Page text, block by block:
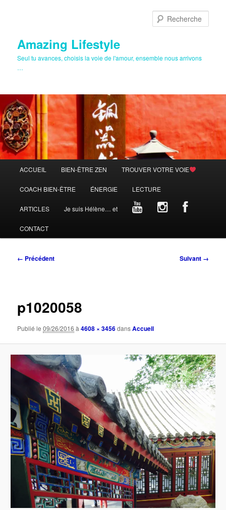
Amazing Lifestyle
Seul tu avances, choisis la voie de l'amour, ensemble nous arrivons
…
principal
ACCUEIL BIEN-ÊTRE ZEN TROUVER VOTRE VOIE
COACH BIEN-ÊTRE ÉNERGIE LECTURE
ARTICLES Je suis Hélène… et
CONTACT
Navigation
← Précédent Suivant →
p1020058
Publié le09/26/2016 à4608 × 3456dansAccueil